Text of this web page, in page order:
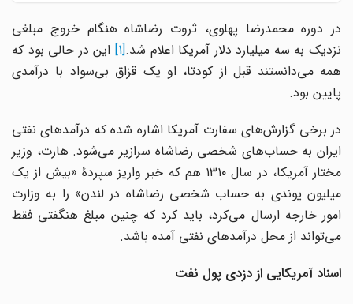
در دوره محمدرضا پهلوی، ثروت رضاشاه هنگام خروج مبلغی
نزدیک به سه میلیارد دلار آمریکا اعلام شد.[1] این در حالی بود که
همه می‌دانستند قبل از کودتا، او یک قزاق بی‌سواد با درآمدی
پایین بود.
در برخی گزارش‌های سفارت آمریکا اشاره شده که درآمدهای نفتی
ایران به حساب‌های شخصی رضاشاه سرازیر می‌شود. هارت، وزیر
مختار آمریکا، در سال ۱۳۱۰ هم که خبر واریز سپردۀ «بیش از یک
میلیون پوندی به حساب شخصی رضاشاه در لندن» را به وزارت
امور خارجه ارسال می‌کرد، باید کرد که چنین مبلغ هنگفتی فقط
می‌تواند از محل درآمدهای نفتی آمده باشد.
اسناد آمریکایی از دزدی پول نفت